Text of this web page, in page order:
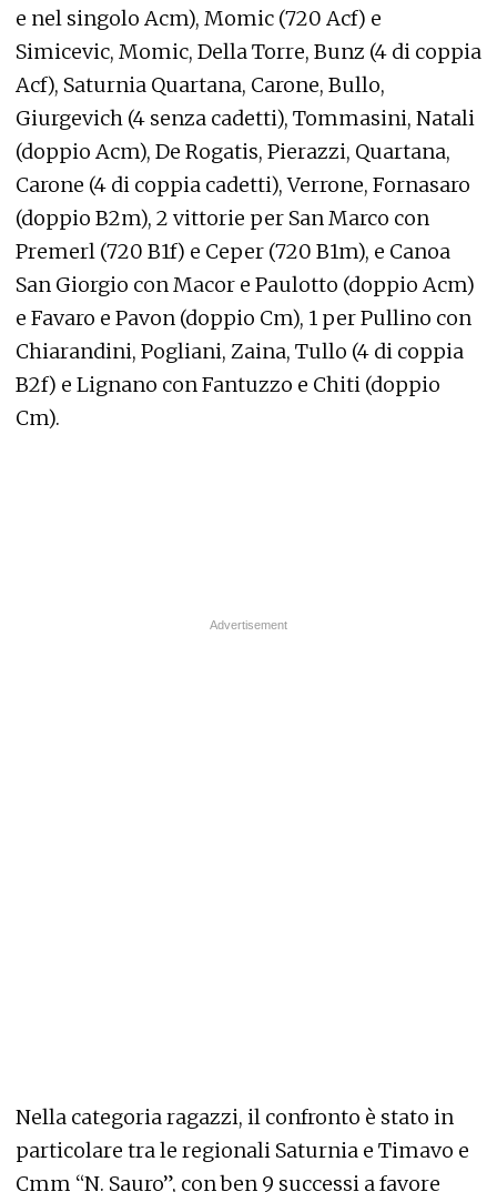
e nel singolo Acm), Momic (720 Acf) e
Simicevic, Momic, Della Torre, Bunz (4 di coppia
Acf), Saturnia Quartana, Carone, Bullo,
Giurgevich (4 senza cadetti), Tommasini, Natali
(doppio Acm), De Rogatis, Pierazzi, Quartana,
Carone (4 di coppia cadetti), Verrone, Fornasaro
(doppio B2m), 2 vittorie per San Marco con
Premerl (720 B1f) e Ceper (720 B1m), e Canoa
San Giorgio con Macor e Paulotto (doppio Acm)
e Favaro e Pavon (doppio Cm), 1 per Pullino con
Chiarandini, Pogliani, Zaina, Tullo (4 di coppia
B2f) e Lignano con Fantuzzo e Chiti (doppio
Cm).
Nella categoria ragazzi, il confronto è stato in
particolare tra le regionali Saturnia e Timavo e
Cmm “N. Sauro”, con ben 9 successi a favore